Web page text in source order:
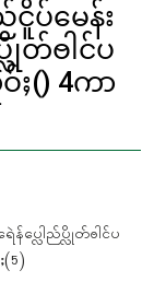
ပ်မေန်း
တ်ႎါင်ပ
ႈ() 4ကာ
ပ္လေါည်ပ္လိုတ်ႎါင်ပ